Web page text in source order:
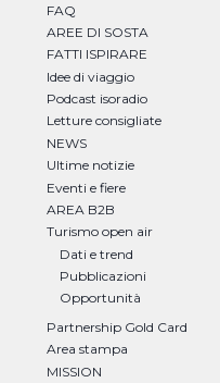
FAQ
AREE DI SOSTA
FATTI ISPIRARE
Idee di viaggio
Podcast isoradio
Letture consigliate
NEWS
Ultime notizie
Eventi e fiere
AREA B2B
Turismo open air
Dati e trend
Pubblicazioni
Opportunità
Partnership Gold Card
Area stampa
MISSION